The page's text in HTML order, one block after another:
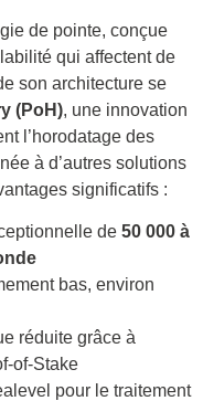
de pointe, conçue
qui affectent de
son architecture se
(PoH), une innovation
l’horodatage des
à d’autres solutions
significatifs :
de 50 000 à
bas, environ
réduite grâce à
of-Stake
pour le traitement